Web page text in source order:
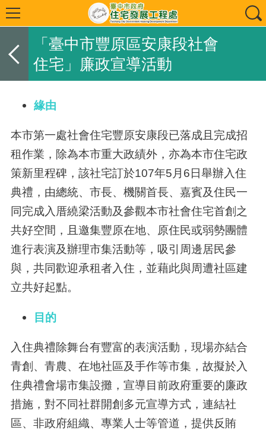
「臺中市豐原區安康段社會
住宅」廉政宣導活動
緣由
本市第一處社會住宅豐原安康段已落成且完成招
租作業，除為本市重大政績外，亦為本市住宅政
策新里程碑，該社宅訂於107年5月6日舉辦入住
典禮，由總統、市長、機關首長、嘉賓及住民一
同完成入厝繞梁活動及參觀本市社會住宅首創之
共好空間，且邀集豐原在地、原住民或弱勢團體
進行表演及辦理市集活動等，吸引周邊居民參
與，共同歡迎承租者入住，並藉此與周遭社區建
立共好起點。
目的
入住典禮除舞台有豐富的表演活動，現場亦結合
青創、青農、在地社區及手作等市集，故擬於入
住典禮會場市集設攤，宣導目前政府重要的廉政
措施，對不同社群開創多元宣導方式，連結社
區、非政府組織、專業人士等管道，提供反賄